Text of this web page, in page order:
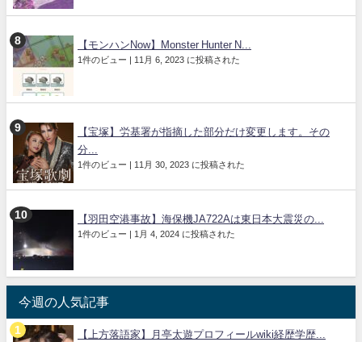
【モンハンNow】Monster Hunter N...
1件のビュー | 11月 6, 2023 に投稿された
【宝塚】労基署が指摘した部分だけ変更します。その
分...
1件のビュー | 11月 30, 2023 に投稿された
【羽田空港事故】海保機JA722Aは東日本大震災の...
1件のビュー | 1月 4, 2024 に投稿された
今週の人気記事
【上方落語家】月亭太遊プロフィールwiki経歴学歴...